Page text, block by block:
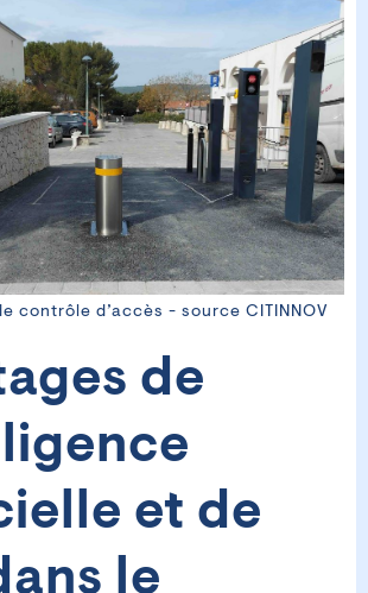
contrôle d’accès - source CITINNOV
de
et de
le